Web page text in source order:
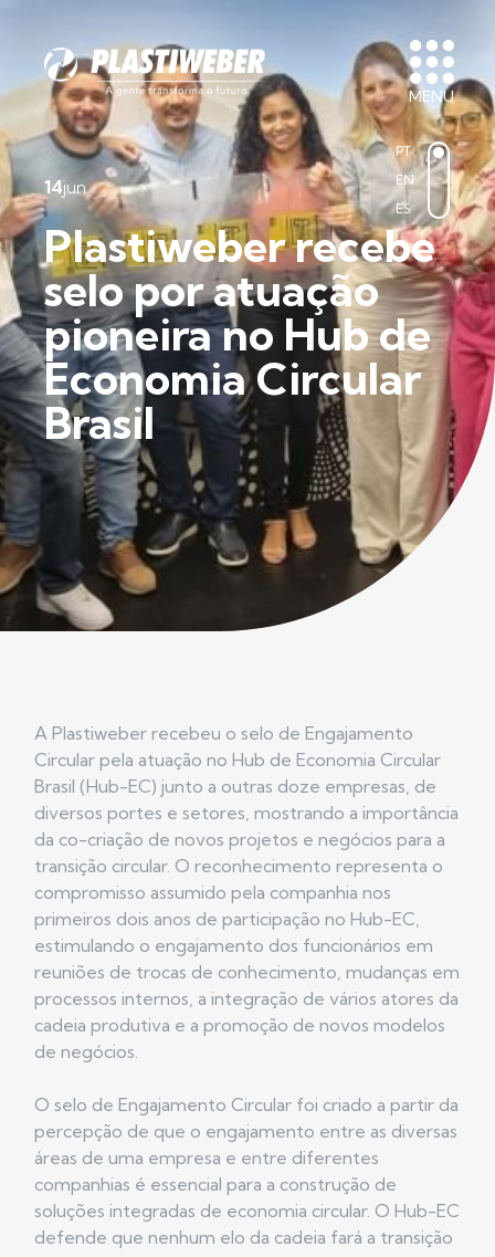
MENU
PT
EN
ES
14jun
Plastiweber recebe
selo por atuação
pioneira no Hub de
Economia Circular
Brasil
A Plastiweber recebeu o selo de Engajamento
Circular pela atuação no Hub de Economia Circular
Brasil (Hub-EC) junto a outras doze empresas, de
diversos portes e setores, mostrando a importância
da co-criação de novos projetos e negócios para a
transição circular. O reconhecimento representa o
compromisso assumido pela companhia nos
primeiros dois anos de participação no Hub-EC,
estimulando o engajamento dos funcionários em
reuniões de trocas de conhecimento, mudanças em
processos internos, a integração de vários atores da
cadeia produtiva e a promoção de novos modelos
de negócios.
O selo de Engajamento Circular foi criado a partir da
percepção de que o engajamento entre as diversas
áreas de uma empresa e entre diferentes
companhias é essencial para a construção de
soluções integradas de economia circular. O Hub-EC
defende que nenhum elo da cadeia fará a transição